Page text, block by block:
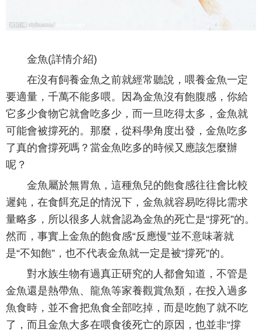
金魚(詳情介紹)
在沒有飼養金魚之前就經常聽說，喂養金魚一定
要適量，千萬不能多喂。因為金魚沒有飽腹感，你給
它多少食物它就會吃多少，而一旦吃得太多，金魚就
可能會被撐死的。那麼，從科學角度出發，金魚吃多
了真的會撐死嗎？當金魚吃多的時候又應該怎麼辦
呢？
金魚屬於無胃魚，這種魚兒的飽食感往往會比較
遲鈍，在食餌充足的情況下，金魚就容易吃得比需求
量略多，所以很多人就會認為金魚的死亡是“撐死”的。
然而，事實上金魚的飽食感“反應慢”並不意味著就
是“不知飽”，也不代表金魚就一定是被“撐死”的。
對水族生物有過真正研究的人都會知道，不管是
金魚還是熱帶魚、龍魚等家養觀賞魚類，在投入過多
魚食時，並不會把魚食全部吃掉，而是吃飽了就不吃
了，而且金魚大多在喂食後死亡的原因，也並非“撐